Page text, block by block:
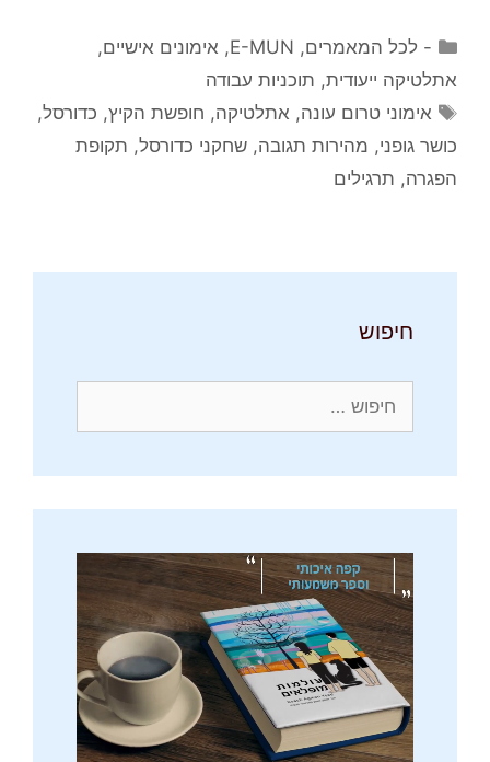
קטגוריות
- לכל המאמרים,
E-MUN
, אימונים אישיים,
אתלטיקה ייעודית, תוכניות עבודה
תגיות
אימוני טרום עונה, אתלטיקה, חופשת הקיץ, כדורסל,
כושר גופני, מהירות תגובה, שחקני כדורסל, תקופת
הפגרה, תרגילים
חיפוש